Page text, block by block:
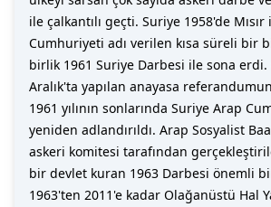
ile çalkantılı geçti. Suriye 1958'de
Cumhuriyeti adı verilen kısa süreli bir
birlik 1961 Suriye Darbesi ile sona erdi.
Aralık'ta yapılan anayasa
1961 yılının sonlarında Suriye Arap
yeniden adlandırıldı. Arap Sosyalist
askeri komitesi tarafından
bir devlet kuran 1963 Darbesi önemli
1963'ten 2011'e kadar Olağanüstü Hal